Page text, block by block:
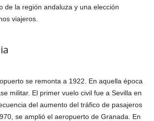
de la región andaluza y una elección
viajeros.
se remonta a 1922. En aquella época
militar. El primer vuelo civil fue a Sevilla en
del aumento del tráfico de pasajeros
se amplió el aeropuerto de Granada. En